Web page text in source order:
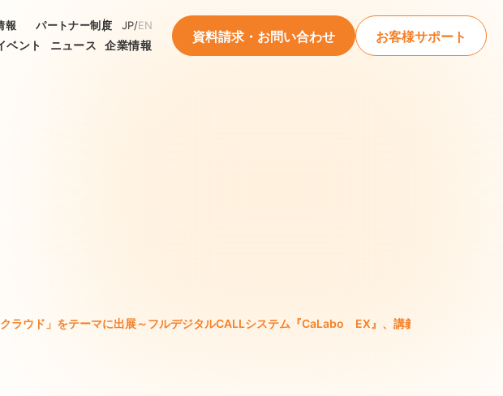
ベント ニュース 企業情報
報 パートナー制度 JP/EN
資料請求・お問い合わせ お客様サポート
ラウド」をテーマに出展～フルデジタルCALLシステム『CaLabo EX』、講義支援サーバ『